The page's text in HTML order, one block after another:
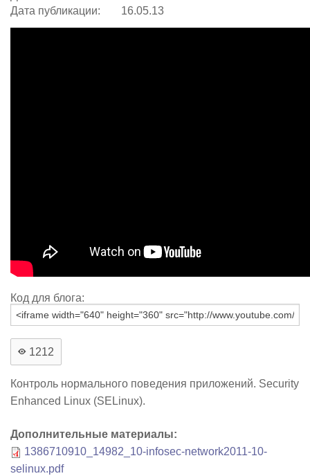
Дата публикации:
16.05.13
Код для блога:
1212
Контроль нормального поведения приложений. Security
Enhanced Linux (SELinux).
Дополнительные материалы:
1386710910_14982_10-infosec-network2011-10-
selinux.pdf